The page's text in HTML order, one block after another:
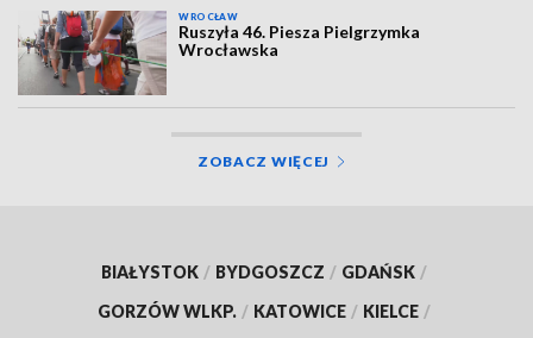
WROCŁAW
Ruszyła 46. Piesza Pielgrzymka
Wrocławska
ZOBACZ WIĘCEJ
BIAŁYSTOK / BYDGOSZCZ / GDAŃSK /
GORZÓW WLKP. / KATOWICE / KIELCE /